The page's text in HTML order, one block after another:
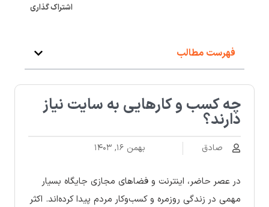
اشتراک گذاری
فهرست مطالب
چه کسب و کارهایی به سایت نیاز
دارند؟
صادق بهمن ۱۶, ۱۴۰۳
در عصر حاضر، اینترنت و فضاهای مجازی جایگاه بسیار
مهمی در زندگی روزمره و کسب‌وکار مردم پیدا کرده‌اند. اکثر